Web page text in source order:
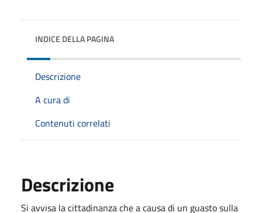
INDICE DELLA PAGINA
Descrizione
A cura di
Contenuti correlati
Descrizione
Si avvisa la cittadinanza che a causa di un guasto sulla